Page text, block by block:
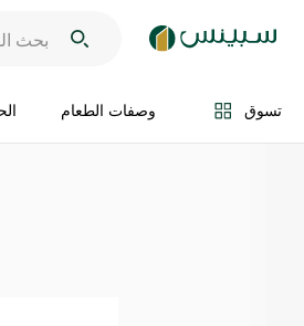
تسوق وصفات الطعام
اضف الى السلة